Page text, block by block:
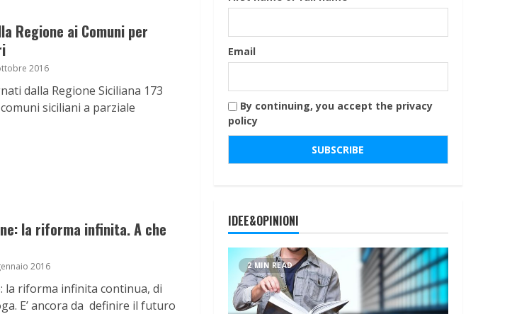
Regione ai Comuni per
2016
dalla Regione Siciliana 173
siciliani a parziale
la riforma infinita. A che
2016
la riforma infinita continua, di
E’ ancora da definire il futuro
Email
By continuing, you accept the privacy
policy
IDEE&OPINIONI
2 MIN READ